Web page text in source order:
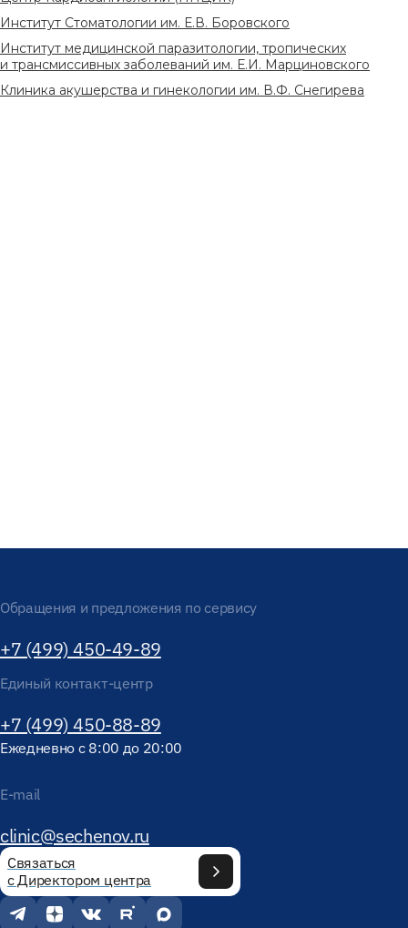
Институт Стоматологии им. Е.В. Боровского
Институт медицинской паразитологии, тропических
и трансмиссивных заболеваний им. Е.И. Марциновского
Клиника акушерства и гинекологии им. В.Ф. Снегирева
Обращения и предложения по сервису
+7 (499) 450-49-89
Единый контакт-центр
+7 (499) 450-88-89
Ежедневно с 8:00 до 20:00
E-mail
clinic@sechenov.ru
Связаться
с Директором центра